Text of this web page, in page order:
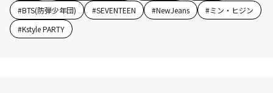
#BTS(防弾少年団) #SEVENTEEN #NewJeans #ミン・ヒジン
#Kstyle PARTY